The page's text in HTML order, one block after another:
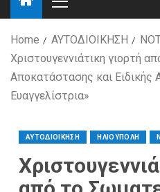
Home ΑΥΤΟΔΙΟΙΚΗΣΗ
Χριστουγεννιάτικη γιορτή
Αποκατάστασης και Ειδικής
Ευαγγελίστρια»
ΑΥΤΟΔΙΟΙΚΗΣΗ ΗΛΙΟΥΠΟΛΗ